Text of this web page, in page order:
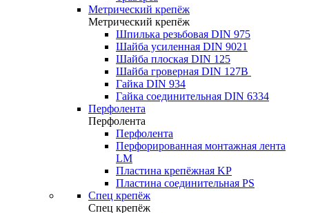
Метрический крепёж
Метрический крепёж
Шпилька резьбовая DIN 975
Шайба усиленная DIN 9021
Шайба плоская DIN 125
Шайба гроверная DIN 127B
Гайка DIN 934
Гайка соединительная DIN 6334
Перфолента
Перфолента
Перфолента
Перфорированная монтажная лента
LM
Пластина крепёжная KP
Пластина соединительная PS
Спец крепёж
Спец крепёж